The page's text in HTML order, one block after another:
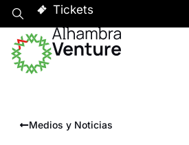
Tickets
Medios y Noticias